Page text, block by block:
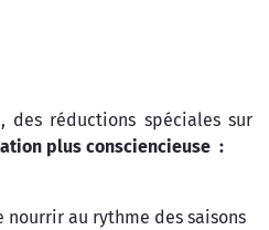
des réductions spéciales sur
plus consciencieuse :
au rythme des saisons